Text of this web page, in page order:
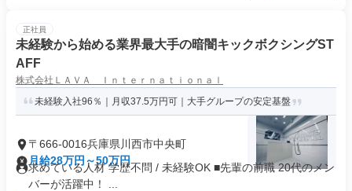
正社員
未経験から始める業界最大手の暗闇キックボクシングST
AFF
株式会社ＬＡＶＡ Ｉｎｔｅｒｎａｔｉｏｎａｌ
未経験入社96％｜月収37.5万円可｜大手グループの安定基盤
〒666-0016兵庫県川西市中央町
月給28万円～50万円
求めている人材 学歴不問 / 未経験OK ■先輩の前職 20代のメン
バーが活躍中！ ...